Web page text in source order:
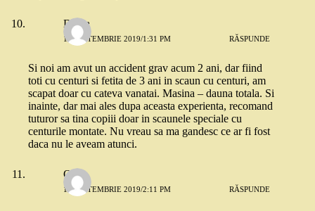
Diana
11 SEPTEMBRIE 2019/1:31 PM RĂSPUNDE
Si noi am avut un accident grav acum 2 ani, dar fiind
toti cu centuri si fetita de 3 ani in scaun cu centuri, am
scapat doar cu cateva vanatai. Masina – dauna totala. Si
inainte, dar mai ales dupa aceasta experienta, recomand
tuturor sa tina copiii doar in scaunele speciale cu
centurile montate. Nu vreau sa ma gandesc ce ar fi fost
daca nu le aveam atunci.
Oana
11 SEPTEMBRIE 2019/2:11 PM RĂSPUNDE